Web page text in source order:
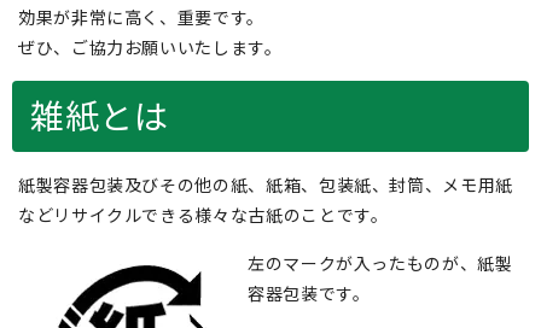
効果が非常に高く、重要です。
ぜひ、ご協力お願いいたします。
雑紙とは
紙製容器包装及びその他の紙、紙箱、包装紙、封筒、メモ用紙
などリサイクルできる様々な古紙のことです。
左のマークが入ったものが、紙製
容器包装です。